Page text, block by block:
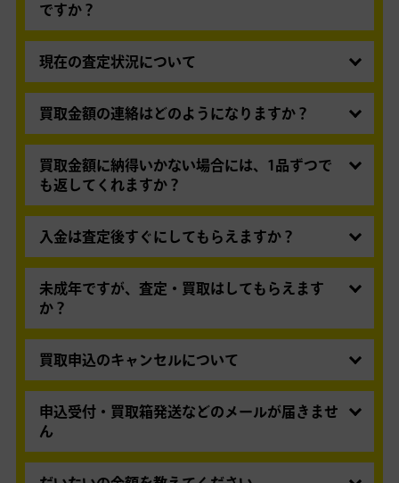
たします。
査定料・送料は無料で、ご満足いただけなかった
場合の返送料も無料です。
ですか？
まずは査定だけでもお気軽にお申込みください。
買取金額にご納得いただけない場合の返送料は無
料です。
現在の査定状況について
ページ上部メニュー内の「お知らせ・査定状況」
からご確認いただけます。
買取金額の連絡はどのようになりますか？
マイページにて総額の買取金額をお知らせしま
す。個別の内訳につきまして必要な場合は、お問
い合わせください。
ただし、均一査定品、買取不可品については、
個々の明細はお出ししておりません。
買取金額に納得いかない場合には、1品ずつで
も返してくれますか？
お送りいただいたすべての商品の返却となり、一
部商品の返却はできません。返送料は弊社にて負
担いたします。
お申込時に「買取の査定後、すぐにお支払い（自
動承認）」をご選択された場合はご返却できませ
入金は査定後すぐにしてもらえますか？
銀行振込の場合は、お手続きの翌日～2営業日程
度でお振込みいたします。Amazonギフトカード
の場合は原則、即時発行となります。
未成年ですが、査定・買取はしてもらえます
か？
18歳未満のお客様はご利用いただくことができま
せん。
買取申込のキャンセルについて
受付確認メールに記載のURLもしくはマイページ
からキャンセル手続きをご利用いただけます。期
限切れ等でお申込みのキャンセルができない場合
には、お問い合わせフォームよりご連絡くださ
い。
申込受付・買取箱発送などのメールが届きませ
ん
迷惑メールとして誤って判断された可能性があり